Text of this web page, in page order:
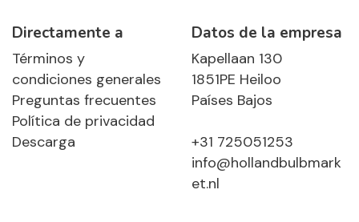
Directamente a
Términos y
condiciones generales
Preguntas frecuentes
Política de privacidad
Descarga
Datos de la empresa
Kapellaan 130
1851PE Heiloo
Países Bajos
+31 725051253
info@hollandbulbmark
et.nl